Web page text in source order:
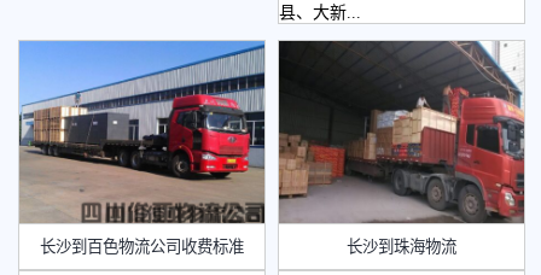
县、大新...
​长沙到百色物流公司收费标准 长沙到珠海物流